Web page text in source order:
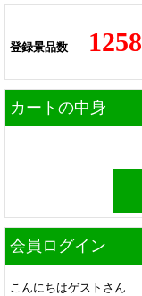
登録景品数 1258
カートの中身
会員ログイン
こんにちはゲストさん